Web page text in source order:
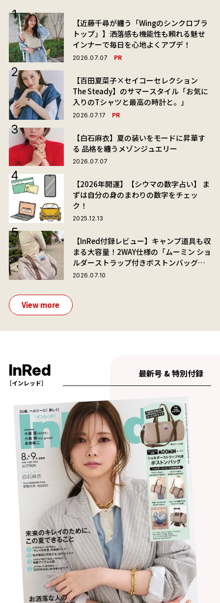
【近藤千尋が纏う「Wingのシンクロブラ
トップ」】洒落感も機能性も頼れる魅せ
インナーで毎日を心地よくアプデ！
2026.07.07 PR
【百田夏菜子×セイコーセレクション
The Steady】のサマースタイル「お気に
入りのTシャツと最高の時計と。」
2026.07.17 PR
【白石麻衣】夏の装いをモードに昇華す
る 品格を纏うメゾンジュエリー
2026.07.07
【2026年開運】【シウマの数字占い】 ま
ずは自分の身のまわりの数字をチェッ
ク！
2025.12.13
【InRed付録レビュー】キャンプ道具も収
まる大容量！2WAY仕様の「ムーミン ショ
ルダーストラップ付きボストンバッグ」
が夏旅におすすめな理由
2026.07.10
View more
InRed
［インレッド］
最新号 & 特別付録